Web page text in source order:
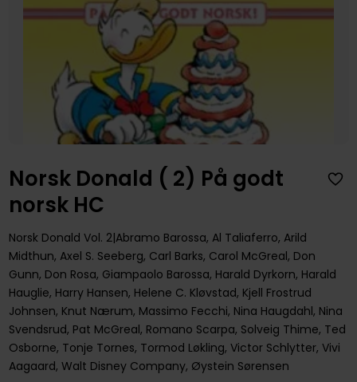
Norsk Donald ( 2) På godt
norsk HC
Norsk Donald Vol. 2 Abramo Barossa, Al Taliaferro, Arild
Midthun, Axel S. Seeberg, Carl Barks, Carol McGreal, Don
Gunn, Don Rosa, Giampaolo Barossa, Harald Dyrkorn, Harald
Hauglie, Harry Hansen, Helene C. Kløvstad, Kjell Frostrud
Johnsen, Knut Nærum, Massimo Fecchi, Nina Haugdahl, Nina
Svendsrud, Pat McGreal, Romano Scarpa, Solveig Thime, Ted
Osborne, Tonje Tornes, Tormod Løkling, Victor Schlytter, Vivi
Aagaard, Walt Disney Company, Øystein Sørensen